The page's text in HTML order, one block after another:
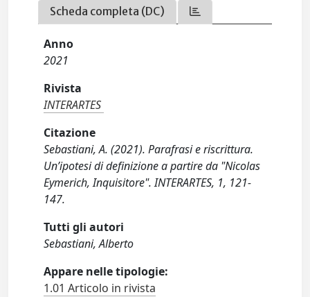
Scheda completa (DC)
Anno
2021
Rivista
INTERARTES
Citazione
Sebastiani, A. (2021). Parafrasi e riscrittura.
Un’ipotesi di definizione a partire da "Nicolas
Eymerich, Inquisitore". INTERARTES, 1, 121-
147.
Tutti gli autori
Sebastiani, Alberto
Appare nelle tipologie:
1.01 Articolo in rivista